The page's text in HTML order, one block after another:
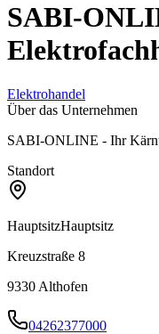
SABI-
Elektrohandel
Über das Unternehmen
SABI-ONLINE - Ihr
Standort
HauptsitzHauptsitz
Kreuzstraße 8
9330 Althofen
04262377000